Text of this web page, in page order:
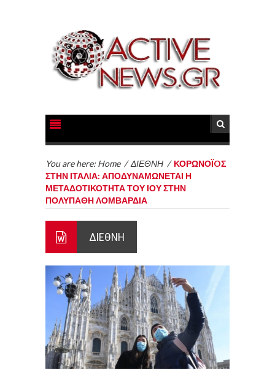
You are here: Home /ΔΙΕΘΝΗ / ΚΟΡΩΝΟΪOΣ
ΣΤΗΝ ΙΤΑΛIΑ: ΑΠΟΔΥΝΑΜΩΝΕΤΑΙ Η
ΜΕΤΑΔΟΤΙΚΟΤΗΤΑ ΤΟΥ ΙΟΥ ΣΤΗΝ
ΠΟΛΥΠΑΘΗ ΛΟΜΒΑΡΔΙΑ
ΔΙΕΘΝΗ